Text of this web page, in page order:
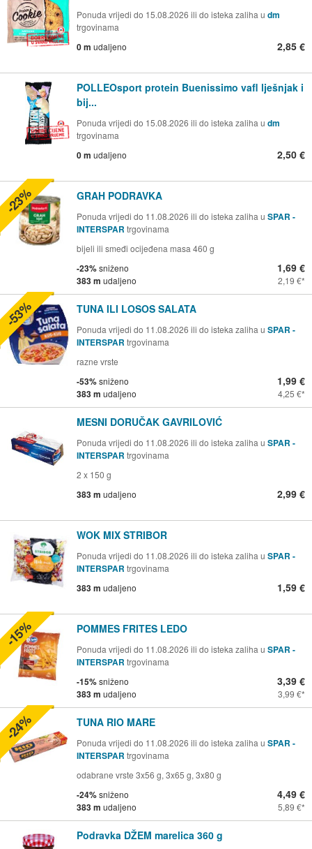
Ponuda vrijedi do 15.08.2026 ili do isteka zaliha u dm
trgovinama
0 m udaljeno 2,85 €
POLLEOsport protein Buenissimo vafl lješnjak i
bij...
Ponuda vrijedi do 15.08.2026 ili do isteka zaliha u dm
trgovinama
0 m udaljeno 2,50 €
GRAH PODRAVKA
Ponuda vrijedi do 11.08.2026 ili do isteka zaliha u SPAR -
INTERSPAR trgovinama
bijeli ili smeđi ocijeđena masa 460 g
-23%sniženo
383 m udaljeno
1,69 €
2,19 €
-23%
TUNA ILI LOSOS SALATA
Ponuda vrijedi do 11.08.2026 ili do isteka zaliha u SPAR -
INTERSPAR trgovinama
razne vrste
-53%sniženo
383 m udaljeno
1,99 €
4,25 €
-53%
MESNI DORUČAK GAVRILOVIĆ
Ponuda vrijedi do 11.08.2026 ili do isteka zaliha u SPAR -
INTERSPAR trgovinama
2 x 150 g
383 m udaljeno 2,99 €
WOK MIX STRIBOR
Ponuda vrijedi do 11.08.2026 ili do isteka zaliha u SPAR -
INTERSPAR trgovinama
383 m udaljeno 1,59 €
POMMES FRITES LEDO
Ponuda vrijedi do 11.08.2026 ili do isteka zaliha u SPAR -
INTERSPAR trgovinama
-15%sniženo
383 m udaljeno
3,39 €
3,99 €
-15%
TUNA RIO MARE
Ponuda vrijedi do 11.08.2026 ili do isteka zaliha u SPAR -
INTERSPAR trgovinama
odabrane vrste 3x56 g, 3x65 g, 3x80 g
-24%sniženo
383 m udaljeno
4,49 €
5,89 €
-24%
Podravka DŽEM marelica 360 g